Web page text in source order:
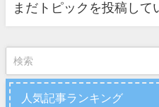
まだトピックを投稿して
人気記事ランキング